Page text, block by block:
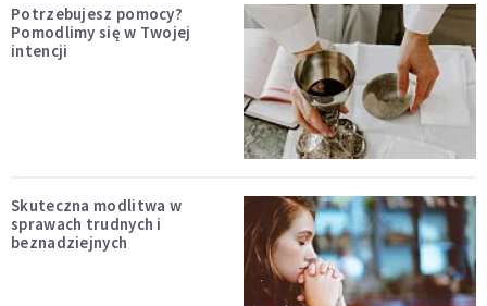
Potrzebujesz pomocy?
Pomodlimy się w Twojej
intencji
Skuteczna modlitwa w
sprawach trudnych i
beznadziejnych